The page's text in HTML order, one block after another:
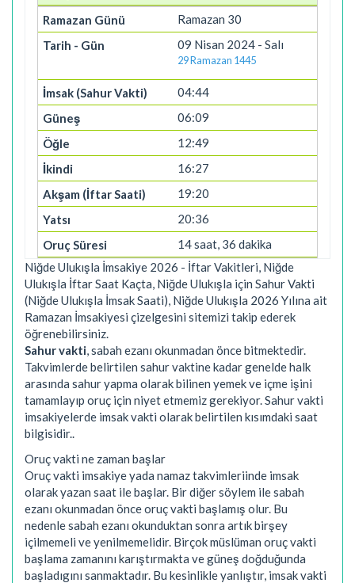
Ramazan 30
09 Nisan 2024 - Salı
29 Ramazan 1445
04:44
06:09
12:49
16:27
19:20
20:36
14 saat, 36 dakika
Niğde Ulukışla İmsakiye 2026 - İftar Vakitleri, Niğde
Ulukışla İftar Saat Kaçta, Niğde Ulukışla için Sahur Vakti
(Niğde Ulukışla İmsak Saati), Niğde Ulukışla 2026 Yılına ait
Ramazan İmsakiyesi çizelgesini sitemizi takip ederek
öğrenebilirsiniz.
Sahur vakti, sabah ezanı okunmadan önce bitmektedir.
Takvimlerde belirtilen sahur vaktine kadar genelde halk
arasında sahur yapma olarak bilinen yemek ve içme işini
tamamlayıp oruç için niyet etmemiz gerekiyor. Sahur vakti
imsakiyelerde imsak vakti olarak belirtilen kısımdaki saat
bilgisidir..
Oruç vakti ne zaman başlar
Oruç vakti imsakiye yada namaz takvimleriinde imsak
olarak yazan saat ile başlar. Bir diğer söylem ile sabah
ezanı okunmadan önce oruç vakti başlamış olur. Bu
nedenle sabah ezanı okunduktan sonra artık birşey
içilmemeli ve yenilmemelidir. Birçok müslüman oruç vakti
başlama zamanını karıştırmakta ve güneş doğduğunda
başladıgını sanmaktadır. Bu kesinlikle yanlıştır, imsak vakti